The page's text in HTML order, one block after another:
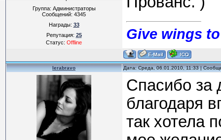
Группа: Администраторы
Сообщений:4345
Награды:33
Репутация:25
Статус:Offline
Give wings
lerabravo Дата: Среда, 06.01.2010, 11:33 |
Спасибо за
благодаря
так хотела